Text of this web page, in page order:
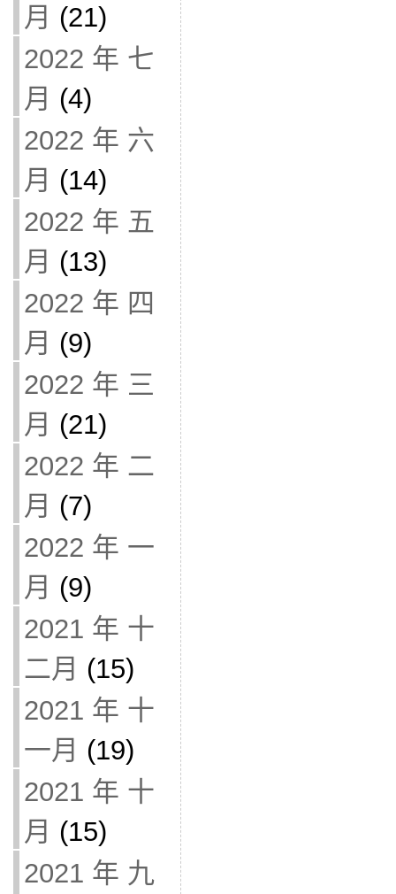
月 (21)
2022 年 七
月 (4)
2022 年 六
月 (14)
2022 年 五
月 (13)
2022 年 四
月 (9)
2022 年 三
月 (21)
2022 年 二
月 (7)
2022 年 一
月 (9)
2021 年 十
二月 (15)
2021 年 十
一月 (19)
2021 年 十
月 (15)
2021 年 九